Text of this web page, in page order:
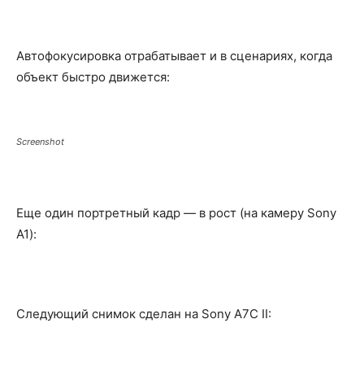
Автофокусировка отрабатывает и в сценариях, когда
объект быстро движется:
Screenshot
Еще один портретный кадр — в рост (на камеру Sony
A1):
Следующий снимок сделан на Sony A7C II: